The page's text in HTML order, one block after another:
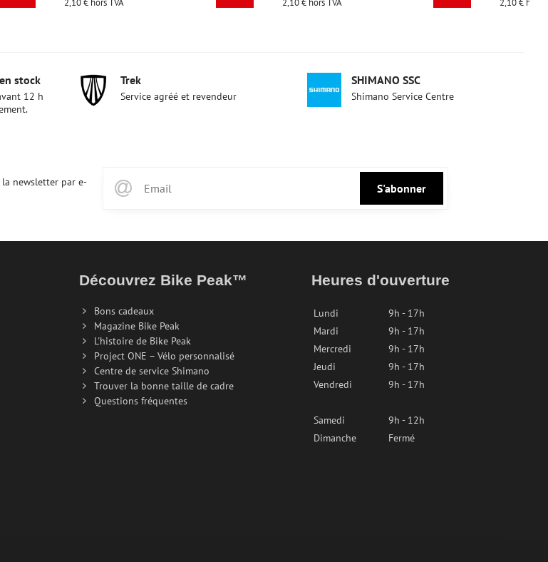
2,10 € hors TVA 2,10 € hors TVA 2,10 € hors
stock
12 h
Trek
Service agréé et revendeur
SHIMANO SSC
Shimano Service Centre
S'abonner
la newsletter par e-
Découvrez Bike Peak™
Bons cadeaux
Magazine Bike Peak
L'histoire de Bike Peak
Project ONE – Vélo personnalisé
Centre de service Shimano
Trouver la bonne taille de cadre
Questions fréquentes
Heures d'ouverture
Lundi
9h - 17h
Mardi
9h - 17h
Mercredi
9h - 17h
Jeudi
9h - 17h
Vendredi
9h - 17h
Samedi
9h - 12h
Dimanche
Fermé